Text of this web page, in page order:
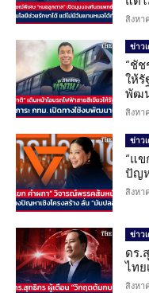
สิงหา
ข่าว
“ชั
ให้รั
พัฒ
สิงหา
ข่าว
“แ
ปัญห
สิงหา
ข่าว
ดร.
ไทย
สิงหา